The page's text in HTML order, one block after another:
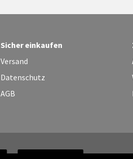
Sicher einkaufen
Versand
Datenschutz
AGB